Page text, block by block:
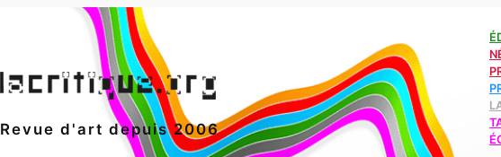
Revue d'art depuis 2006